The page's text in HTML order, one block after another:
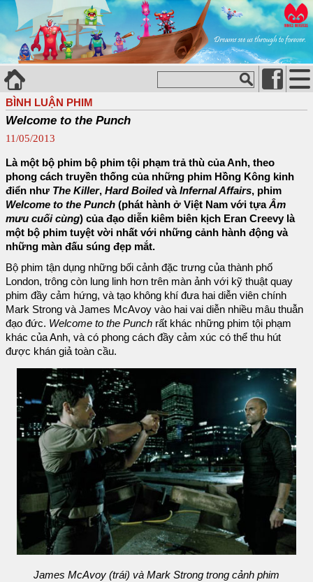
BÌNH LUẬN PHIM
Welcome to the Punch
11/05/2013
Là một bộ phim bộ phim tội phạm trả thù của Anh, theo
phong cách truyền thống của những phim Hồng Kông kinh
điển như The Killer, Hard BoiledvàInfernal Affairs, phim
Welcome to the Punch (phát hành ở Việt Nam với tựaÂm
mưu cuối cùng) của đạo diễn kiêm biên kịch Eran Creevy là
một bộ phim tuyệt vời nhất với những cảnh hành động và
những màn đấu súng đẹp mắt.
Bộ phim tận dụng những bối cảnh đặc trưng của thành phố
London, trông còn lung linh hơn trên màn ảnh với kỹ thuật quay
phim đầy cảm hứng, và tạo không khí đưa hai diễn viên chính
Mark Strong và James McAvoy vào hai vai diễn nhiều mâu thuẫn
đạo đức. Welcome to the Punch rất khác những phim tội phạm
khác của Anh, và có phong cách đầy cảm xúc có thể thu hút
được khán giả toàn cầu.
James McAvoy (trái) và Mark Strong trong cảnh phim